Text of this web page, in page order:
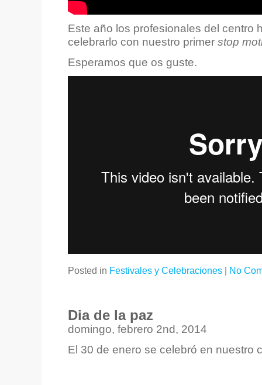
Este año los profesionales del centro
celebrarlo con nuestro primer stop
Esperamos que os guste.
Posted in Festivales y Celebraciones| No
Dia de la paz
domingo, febrero 2nd, 2014
El 30 de enero se celebró en nuestro